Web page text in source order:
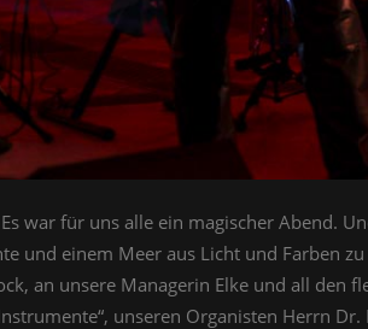
war für uns alle ein magischer Abend.
und einem Meer aus Licht und Farben
an unsere Managerin Elke und all
unseren Organisten Herrn